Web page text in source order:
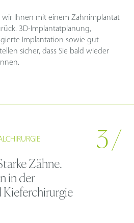
wir Ihnen mit einem Zahnimplantat
3D-Implantatplanung,
Implantation sowie gut
sicher, dass Sie bald wieder
3 /
Zähne.
in der
Kieferchirurgie